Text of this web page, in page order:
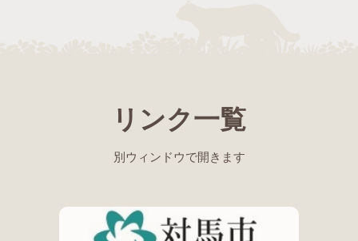
リンク一覧
別ウィンドウで開きます